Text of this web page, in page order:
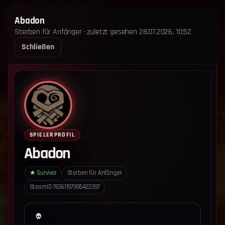
STERBEN FÜR ANFÄNGER
STARTSEITE
ANKÜNDIGUNGEN
LOGIN
‹ Zurück zum Leaderboard
Abadon
Sterben für Anfänger · zuletzt gesehen 28.07.2026, 10:52
Schließen
SPIELERPROFIL
Abadon
★ Survivor
Sterben für Anfänger
SteamID76561197995422397
ImpressumDatenschutz
Cookie-Einstellungen
Sterben für Anfänger - Alle Rechte vorbehalten.
Datenschutz-Einstellungen